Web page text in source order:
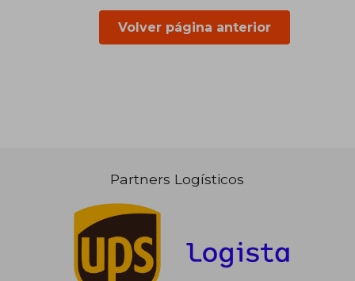
Volver página anterior
Partners Logísticos